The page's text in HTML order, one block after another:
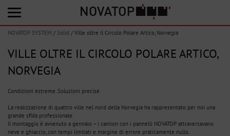
NOVATOP SYSTEM / Solid / Ville oltre il Circolo Polare Artico, Norvegia
VILLE OLTRE IL CIRCOLO POLARE ARTICO,
NORVEGIA
Condizioni estreme. Soluzioni precise.
La realizzazione di quattro ville nel nord della Norvegia ha rappresentato per noi una
grande sfida professionale.
Il montaggio è avvenuto a gennaio – i camion con i pannelli NOVATOP attraversavano
neve e ghiaccio, con tempi limitati e margine di errore praticamente nullo.